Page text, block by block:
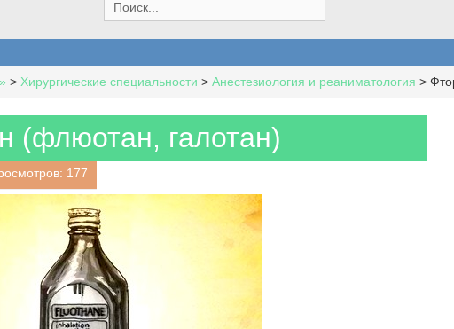
e
a
h
r
:
> Хирургические специальности > Анестезиология и реаниматология >
(флюотан, галотан)
177